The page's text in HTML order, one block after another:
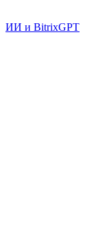
ИИ и BitrixGPT